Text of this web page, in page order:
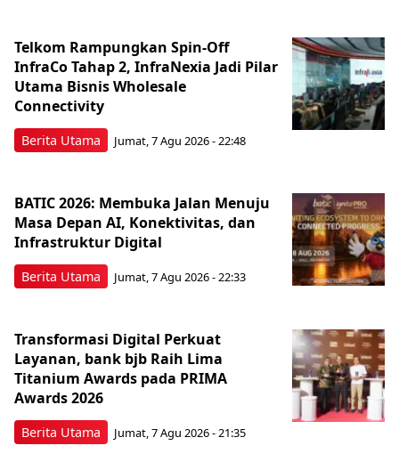
Berita Utama
Telkom Rampungkan Spin-Off
InfraCo Tahap 2, InfraNexia Jadi Pilar
Utama Bisnis Wholesale
Connectivity
Jumat, 7 Agu 2026 - 22:48
Berita Utama
BATIC 2026: Membuka Jalan Menuju
Masa Depan AI, Konektivitas, dan
Infrastruktur Digital
Jumat, 7 Agu 2026 - 22:33
Berita Utama
Transformasi Digital Perkuat
Layanan, bank bjb Raih Lima
Titanium Awards pada PRIMA
Awards 2026
Jumat, 7 Agu 2026 - 21:35